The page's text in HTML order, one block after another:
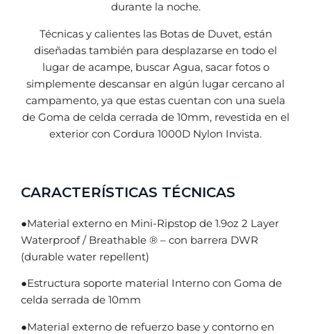
durante la noche.
Técnicas y calientes las Botas de Duvet, están
diseñadas también para desplazarse en todo el
lugar de acampe, buscar Agua, sacar fotos o
simplemente descansar en algún lugar cercano al
campamento, ya que estas cuentan con una suela
de Goma de celda cerrada de 10mm, revestida en el
exterior con Cordura 1000D Nylon Invista.
CARACTERÍSTICAS TÉCNICAS
●Material externo en Mini-Ripstop de 1.9oz 2 Layer
Waterproof / Breathable ® – con barrera DWR
(durable water repellent)
●Estructura soporte material Interno con Goma de
celda serrada de 10mm
●Material externo de refuerzo base y contorno en